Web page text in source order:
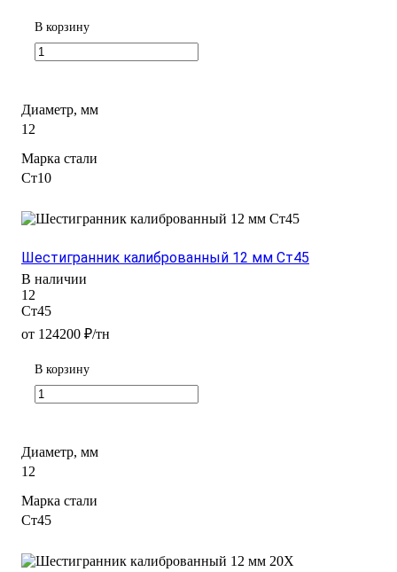
В корзину
Диаметр, мм
12
Марка стали
Ст10
Шестигранник калиброванный 12 мм Ст45
В наличии
12
Ст45
от 124200 ₽/тн
В корзину
Диаметр, мм
12
Марка стали
Ст45